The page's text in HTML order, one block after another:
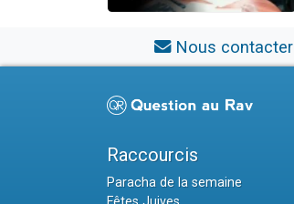
Nous contacter
Raccourcis
Paracha de la semaine